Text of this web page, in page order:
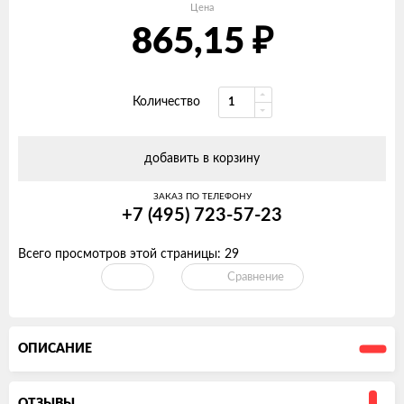
Цена
865,15 ₽
Количество
добавить в корзину
ЗАКАЗ ПО ТЕЛЕФОНУ
+7 (495) 723-57-23
Всего просмотров этой страницы: 29
Сравнение
ОПИСАНИЕ